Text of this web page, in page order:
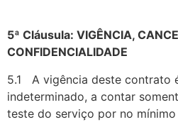
5ª Cláusula: VIGÊNCIA,
CONFIDENCIALIDADE
5.1 A vigência deste contrato
indeterminado, a contar
teste do serviço por no